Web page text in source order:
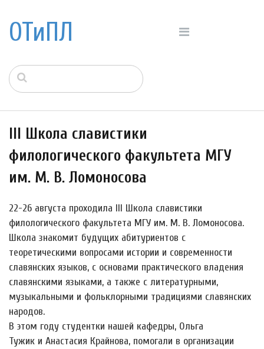
ОТиПЛ
III Школа славистики
филологического факультета МГУ
им. М. В. Ломоносова
22-26 августа проходила III Школа славистики
филологического факультета МГУ им. М. В. Ломоносова.
Школа знакомит будущих абитуриентов с
теоретическими вопросами истории и современности
славянских языков, с основами практического владения
славянскими языками, а также с литературными,
музыкальными и фольклорными традициями славянских
народов.
В этом году студентки нашей кафедры, Ольга
Тужик и Анастасия Крайнова, помогали в организации